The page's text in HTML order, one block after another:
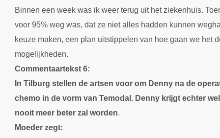
Binnen een week was ik weer terug uit het ziekenhuis.
voor 95% weg was, dat ze niet alles hadden kunnen
keuze maken, een plan uitstippelen van hoe gaan we het
mogelijkheden.
Commentaartekst 6:
In Tilburg stellen de artsen voor om Denny na de
chemo in de vorm van Temodal. Denny krijgt echter
nooit meer beter zal worden.
Moeder zegt: